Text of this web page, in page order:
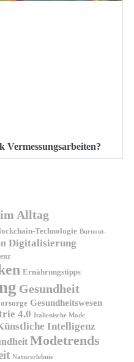
Alltag
Technologie Burnout-
Digitalisierung
Ernährungstipps
Gesundheit
Gesundheitswesen
4.0 Italienische Mode
Intelligenz
Modetrends
Naturerlebnis